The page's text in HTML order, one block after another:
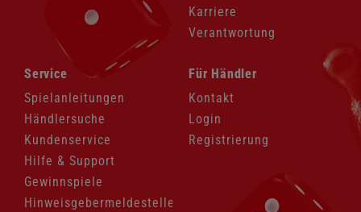
Karriere
Verantwortung
Navigation
überspringen
Service
Spielanleitungen
Händlersuche
Kundenservice
Hilfe & Support
Gewinnspiele
Hinweisgebermeldestelle
Navigation
überspringen
Für Händler
Kontakt
Login
Registrierung